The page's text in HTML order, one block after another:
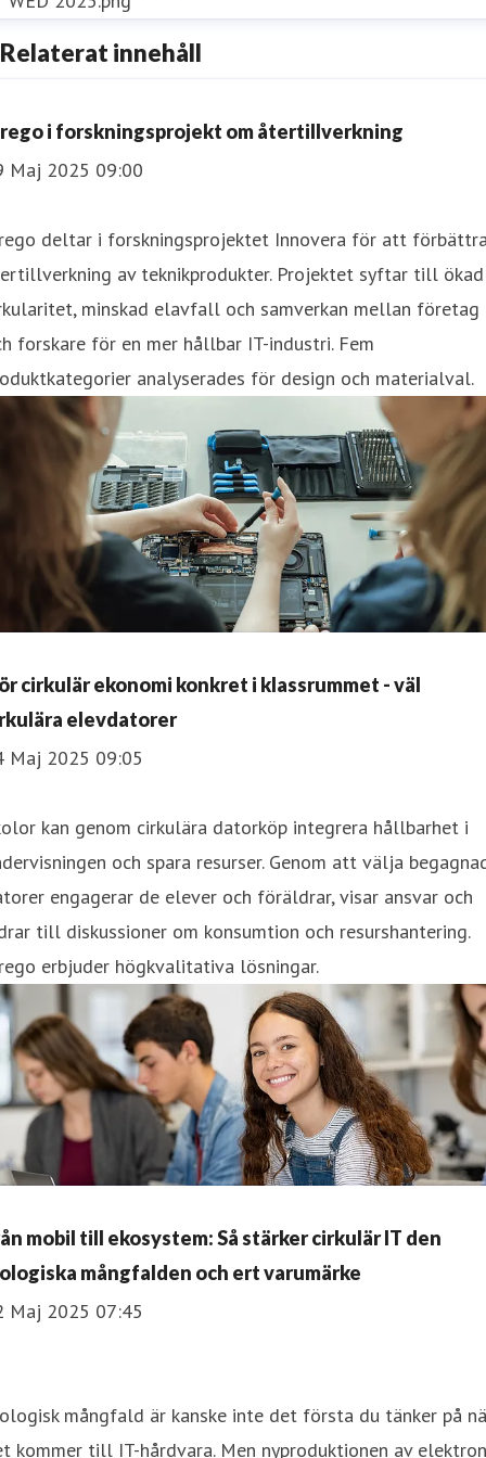
Relaterat innehåll
i forskningsprojekt om återtillverkning
Maj 2025 09:00
deltar i forskningsprojektet Innovera för att
av teknikprodukter. Projektet syftar till ökad
minskad elavfall och samverkan mellan företag
forskare för en mer hållbar IT-industri. Fem
analyserades för design och materialval.
cirkulär ekonomi konkret i klassrummet - väl
elevdatorer
Maj 2025 09:05
kan genom cirkulära datorköp integrera hållbarhet i
och spara resurser. Genom att välja
engagerar de elever och föräldrar, visar ansvar och
till diskussioner om konsumtion och resurshantering.
erbjuder högkvalitativa lösningar.
mobil till ekosystem: Så stärker cirkulär IT den
mångfalden och ert varumärke
Maj 2025 07:45
mångfald är kanske inte det första du tänker på
kommer till IT-hårdvara. Men nyproduktionen av